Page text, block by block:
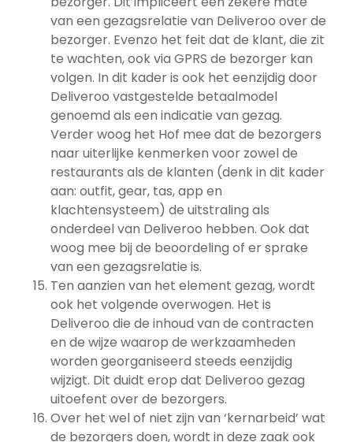
van een gezagsrelatie van Deliveroo over de
bezorger. Evenzo het feit dat de klant, die zit
te wachten, ook via GPRS de bezorger kan
volgen. In dit kader is ook het eenzijdig door
Deliveroo vastgestelde betaalmodel
genoemd als een indicatie van gezag.
Verder woog het Hof mee dat de bezorgers
naar uiterlijke kenmerken voor zowel de
restaurants als de klanten (denk in dit kader
aan: outfit, gear, tas, app en
klachtensysteem) de uitstraling als
onderdeel van Deliveroo hebben. Ook dat
woog mee bij de beoordeling of er sprake
van een gezagsrelatie is.
Ten aanzien van het element gezag, wordt
ook het volgende overwogen. Het is
Deliveroo die de inhoud van de contracten
en de wijze waarop de werkzaamheden
worden georganiseerd steeds eenzijdig
wijzigt. Dit duidt erop dat Deliveroo gezag
uitoefent over de bezorgers.
Over het wel of niet zijn van ‘kernarbeid’ wat
de bezorgers doen, wordt in deze zaak ook